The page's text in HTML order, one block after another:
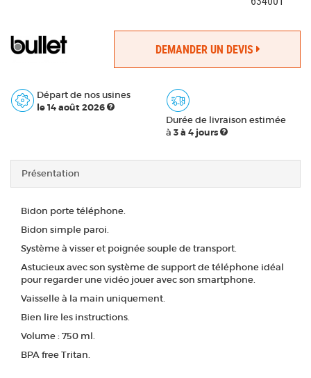
DEMANDER UN DEVIS
Départ de nos usines
le 14 août 2026
Durée de livraison estimée
à 3 à 4 jours
Présentation
Bidon porte téléphone.
Bidon simple paroi.
Système à visser et poignée souple de transport.
Astucieux avec son système de support de téléphone idéal
pour regarder une vidéo jouer avec son smartphone.
Vaisselle à la main uniquement.
Bien lire les instructions.
Volume : 750 ml.
BPA free Tritan.